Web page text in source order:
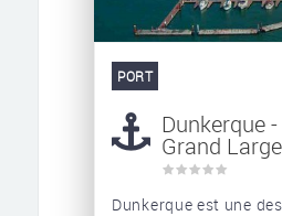
PORT
Dunkerque
Grand Large
Dunkerque est une